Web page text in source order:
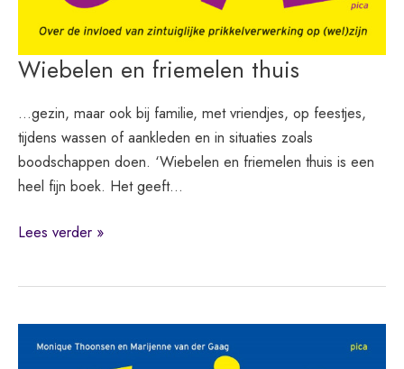
Wiebelen en friemelen thuis
…gezin, maar ook bij familie, met vriendjes, op feestjes,
tijdens wassen of aankleden en in situaties zoals
boodschappen doen. ‘Wiebelen en friemelen thuis is een
heel fijn boek. Het geeft…
Wiebelen
Lees verder »